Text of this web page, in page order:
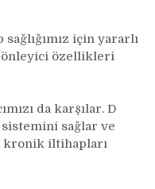
için yararlı
önleyici özellikleri
da karşılar. D
sağlar ve
kronik iltihapları